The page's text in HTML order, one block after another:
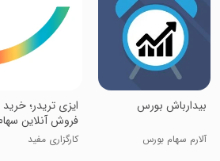
بیدارباش بورس
آلارم سهام بورس
‏‏ایزی تریدر؛
فروش آنلاین
کارگزاری مفید